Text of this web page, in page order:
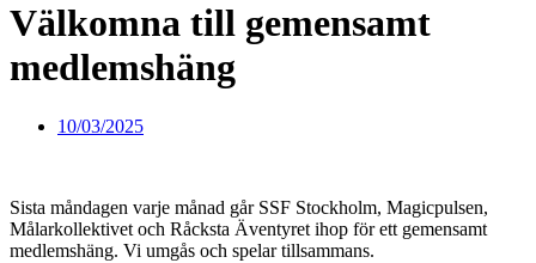
Välkomna till gemensamt
medlemshäng
10/03/2025
Sista måndagen varje månad går SSF Stockholm, Magicpulsen,
Målarkollektivet och Råcksta Äventyret ihop för ett gemensamt
medlemshäng. Vi umgås och spelar tillsammans.